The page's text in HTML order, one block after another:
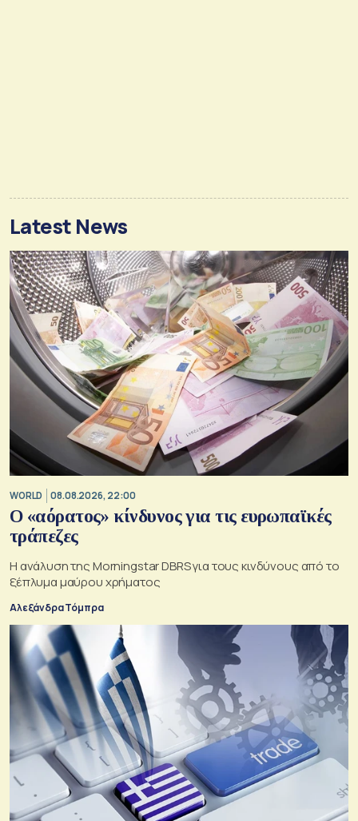
Latest News
WORLD 08.08.2026, 22:00
Ο «αόρατος» κίνδυνος για τις ευρωπαϊκές
τράπεζες
Η ανάλυση της Morningstar DBRS για τους κινδύνους από το
ξέπλυμα μαύρου χρήματος
Αλεξάνδρα Τόμπρα